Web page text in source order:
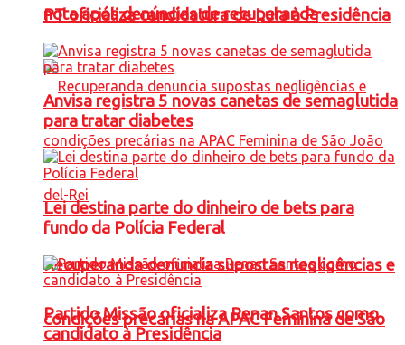
nota após denúncias de recuperanda
Recuperanda denuncia supostas negligências e
condições precárias na APAC Feminina de São
PT oficializa candidatura de Lula à Presidência
Anvisa registra 5 novas canetas de semaglutida
para tratar diabetes
Lei destina parte do dinheiro de bets para
fundo da Polícia Federal
Partido Missão oficializa Renan Santos como
candidato à Presidência